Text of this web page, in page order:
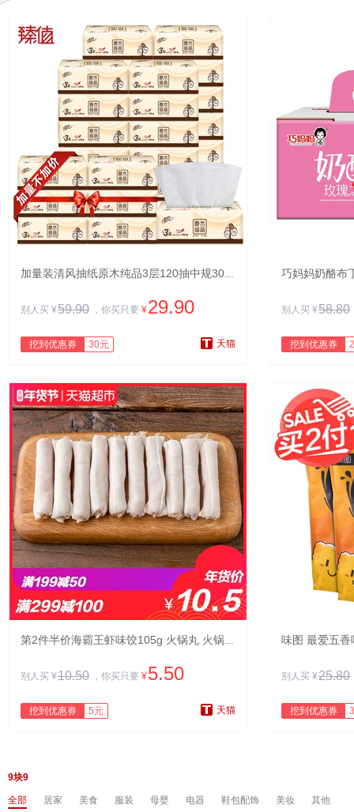
加量装清风抽纸原木纯品3层120抽中规30包抽取面纸巾
别人买 ¥59.90 ，你买只要 ¥29.90
挖到优惠券 30元 天猫
别人买 ¥58.80
挖到优惠券
第2件半价海霸王虾味饺105g 火锅丸 火锅食材
别人买 ¥10.50 ，你买只要 ¥5.50
挖到优惠券 5元 天猫
别人买 ¥25.80
挖到优惠券
9块9
全部 居家 美食 服装 母婴 电器 鞋包配饰 美妆 其他